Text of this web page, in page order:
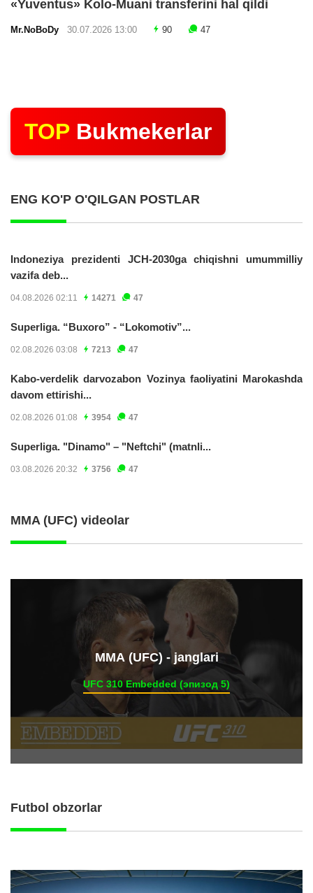
«Yuventus» Kolo-Muani transferini hal qildi
Mr.NoBoDy 30.07.2026 13:00 90 47
TOP Bukmekerlar
ENG KO'P O'QILGAN POSTLAR
Indoneziya prezidenti JCH-2030ga chiqishni umummilliy
vazifa deb...
04.08.2026 02:11 14271 47
Superliga. “Buxoro” - “Lokomotiv”...
02.08.2026 03:08 7213 47
Kabo-verdelik darvozabon Vozinya faoliyatini Marokashda
davom ettirishi...
02.08.2026 01:08 3954 47
Superliga. "Dinamo" – "Neftchi" (matnli...
03.08.2026 20:32 3756 47
MMA (UFC) videolar
ММА (UFC) - janglari
UFC 310 Embedded (эпизод 5)
Futbol obzorlar